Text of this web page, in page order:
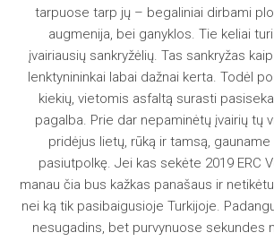
tarpuose tarp jų – begaliniai dirbami
augmenija, bei ganyklos. Tie keliai
įvairiausių sankryžėlių. Tas sankryžas
lenktynininkai labai dažnai kerta. Todėl
kiekių, vietomis asfaltą surasti
pagalba. Prie dar nepaminėtų įvairių tų
pridėjus lietų, rūką ir tamsą,
pasiutpolkę. Jei kas sekėte 2019 ERC
manau čia bus kažkas panašaus ir
nei ką tik pasibaigusioje Turkijoje.
nesugadins, bet purvynuose sekundes